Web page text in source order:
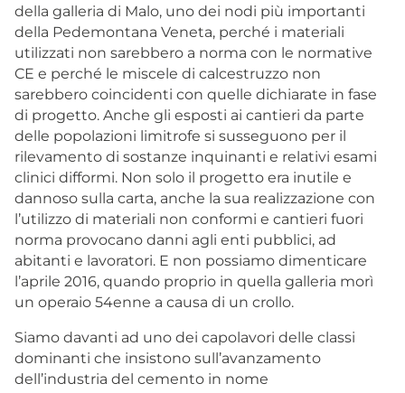
della galleria di Malo, uno dei nodi più importanti
della Pedemontana Veneta, perché i materiali
utilizzati non sarebbero a norma con le normative
CE e perché le miscele di calcestruzzo non
sarebbero coincidenti con quelle dichiarate in fase
di progetto. Anche gli esposti ai cantieri da parte
delle popolazioni limitrofe si susseguono per il
rilevamento di sostanze inquinanti e relativi esami
clinici difformi. Non solo il progetto era inutile e
dannoso sulla carta, anche la sua realizzazione con
l’utilizzo di materiali non conformi e cantieri fuori
norma provocano danni agli enti pubblici, ad
abitanti e lavoratori. E non possiamo dimenticare
l’aprile 2016, quando proprio in quella galleria morì
un operaio 54enne a causa di un crollo.
Siamo davanti ad uno dei capolavori delle classi
dominanti che insistono sull’avanzamento
dell’industria del cemento in nome